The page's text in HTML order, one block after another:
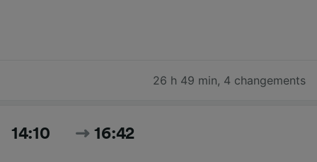
26 h 49 min, 4 changements
14:10 16:42